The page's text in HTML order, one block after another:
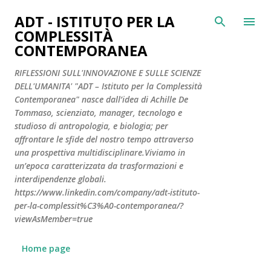
Passa ai contenuti principali
ADT - ISTITUTO PER LA
COMPLESSITÀ
CONTEMPORANEA
RIFLESSIONI SULL'INNOVAZIONE E SULLE SCIENZE
DELL'UMANITA' "ADT – Istituto per la Complessità
Contemporanea" nasce dall’idea di Achille De
Tommaso, scienziato, manager, tecnologo e
studioso di antropologia, e biologia; per
affrontare le sfide del nostro tempo attraverso
una prospettiva multidisciplinare.Viviamo in
un’epoca caratterizzata da trasformazioni e
interdipendenze globali.
https://www.linkedin.com/company/adt-istituto-
per-la-complessit%C3%A0-contemporanea/?
viewAsMember=true
Home page